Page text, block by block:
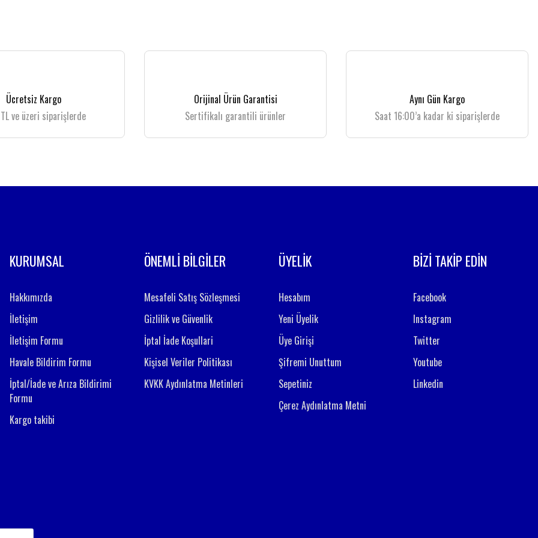
Ücretsiz Kargo
ve üzeri siparişlerde
Orijinal Ürün Garantisi
Sertifikalı garantili ürünler
Aynı Gün Kargo
Saat 16:00’a kadar ki siparişlerde
KURUMSAL
Hakkımızda
İletişim
İletişim Formu
Havale Bildirim Formu
İptal/İade ve Arıza Bildirimi
Formu
Kargo takibi
ÖNEMLİ BİLGİLER
Mesafeli Satış Sözleşmesi
Gizlilik ve Güvenlik
İptal İade Koşullari
Kişisel Veriler Politikası
KVKK Aydınlatma Metinleri
ÜYELİK
Hesabım
Yeni Üyelik
Üye Girişi
Şifremi Unuttum
Sepetiniz
Çerez Aydınlatma Metni
BİZİ TAKİP EDİN
Facebook
Instagram
Twitter
Youtube
Linkedin